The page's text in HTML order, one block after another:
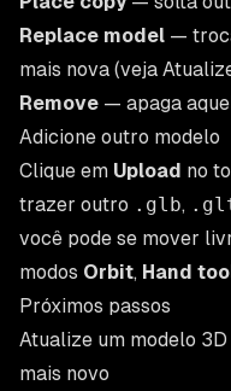
Replace model —
mais nova (veja
Remove — apaga
Adicione outro modelo
Clique em Upload no
trazer outro .glb,
você pode se mover
modos Orbit, Hand
Próximos passos
Atualize um modelo
mais novo